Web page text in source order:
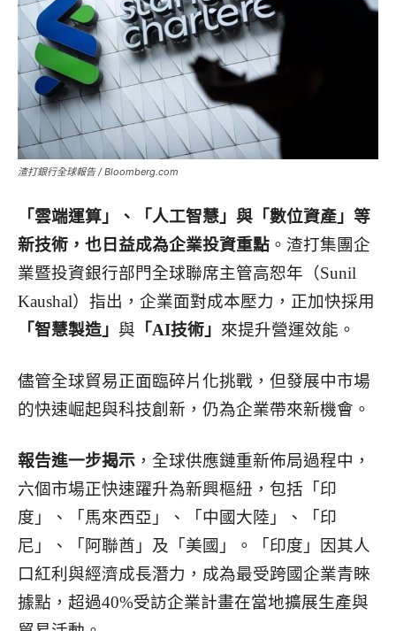
渣打銀行全球報告 / Bloomberg.com
「雲端運算」、「人工智慧」與「數位資產」等
新技術，也日益成為企業投資重點 。渣打集團企
業暨投資銀行部門全球聯席主管高恕年（Sunil
Kaushal）指出，企業面對成本壓力，正加快採用
「智慧製造」 與 「AI技術」 來提升營運效能。
儘管全球貿易正面臨碎片化挑戰，但發展中市場
的快速崛起與科技創新，仍為企業帶來新機會。
報告進一步揭示 ，全球供應鏈重新佈局過程中，
六個市場正快速躍升為新興樞紐，包括「印
度」、「馬來西亞」、「中國大陸」、「印
尼」、「阿聯酋」及「美國」。「印度」因其人
口紅利與經濟成長潛力，成為最受跨國企業青睞
據點，超過40%受訪企業計畫在當地擴展生產與